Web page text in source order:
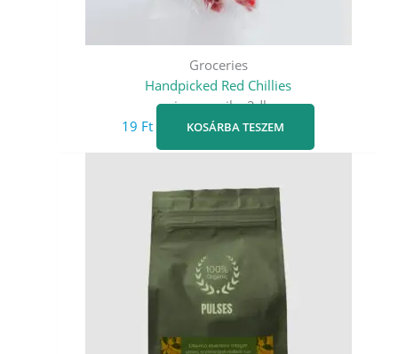
Groceries
Handpicked Red Chillies
pirospaprika 2db
19 Ft KOSÁRBA TESZEM